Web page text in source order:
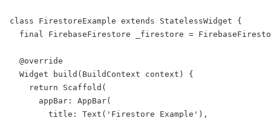
class FirestoreExample extends StatelessWidget {
final
FirebaseFirestore _firestore =
@override
Widget
build ( BuildContext context) {
return
Scaffold (
      appBar:
AppBar(
        title:
Text ( 'Firestore Example' ),